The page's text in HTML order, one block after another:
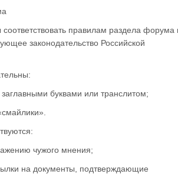
правилам раздела форума
законодательство Российской
буквами или транслитом;
чужого мнения;
на документы, подтверждающие